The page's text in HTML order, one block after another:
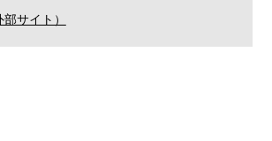
サイト）